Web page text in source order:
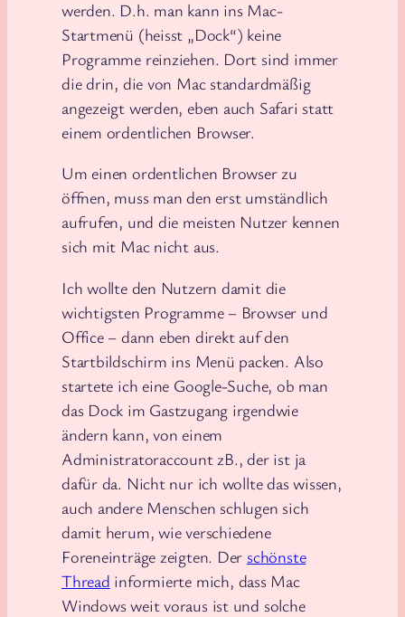
werden. D.h. man kann ins Mac-
Startmenü (heisst „Dock“) keine
Programme reinziehen. Dort sind immer
die drin, die von Mac standardmäßig
angezeigt werden, eben auch Safari statt
einem ordentlichen Browser.
Um einen ordentlichen Browser zu
öffnen, muss man den erst umständlich
aufrufen, und die meisten Nutzer kennen
sich mit Mac nicht aus.
Ich wollte den Nutzern damit die
wichtigsten Programme – Browser und
Office – dann eben direkt auf den
Startbildschirm ins Menü packen. Also
startete ich eine Google-Suche, ob man
das Dock im Gastzugang irgendwie
ändern kann, von einem
Administratoraccount zB., der ist ja
dafür da. Nicht nur ich wollte das wissen,
auch andere Menschen schlugen sich
damit herum, wie verschiedene
Foreneinträge zeigten. Derschönste
Thread informierte mich, dass Mac
Windows weit voraus ist und solche